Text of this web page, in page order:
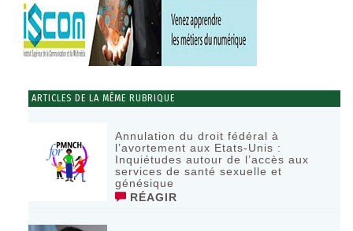
ARTICLES DE LA MÊME RUBRIQUE
Annulation du droit fédéral à
l’avortement aux Etats-Unis :
Inquiétudes autour de l’accès aux
services de santé sexuelle et
génésique
RÉAGIR